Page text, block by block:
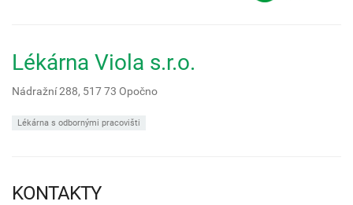
Lékárna Viola s.r.o.
Nádražní 288, 517 73 Opočno
Lékárna s odbornými pracovišti
KONTAKTY